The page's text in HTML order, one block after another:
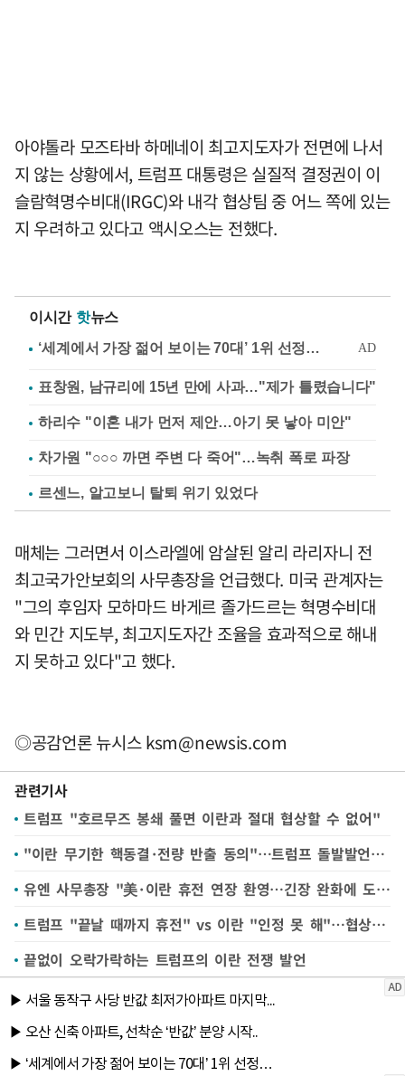
아야톨라 모즈타바 하메네이 최고지도자가 전면에 나서
지 않는 상황에서, 트럼프 대통령은 실질적 결정권이 이
슬람혁명수비대(IRGC)와 내각 협상팀 중 어느 쪽에 있는
지 우려하고 있다고 액시오스는 전했다.
이시간 핫뉴스
표창원, 남규리에 15년 만에 사과…"제가 틀렸습니다"
하리수 "이혼 내가 먼저 제안…아기 못 낳아 미안"
차가원 "○○○ 까면 주변 다 죽어"…녹취 폭로 파장
르센느, 알고보니 탈퇴 위기 있었다
매체는 그러면서 이스라엘에 암살된 알리 라리자니 전
최고국가안보회의 사무총장을 언급했다. 미국 관계자는
"그의 후임자 모하마드 바게르 졸가드르는 혁명수비대
와 민간 지도부, 최고지도자간 조율을 효과적으로 해내
지 못하고 있다"고 했다.
◎공감언론 뉴시스ksm@newsis.com
관련기사
트럼프 "호르무즈 봉쇄 풀면 이란과 절대 협상할 수 없어"
"이란 무기한 핵동결·전량 반출 동의"…트럼프 돌발발언 역효과 났나
유엔 사무총장 "美·이란 휴전 연장 환영…긴장 완화에 도움"
트럼프 "끝날 때까지 휴전" vs 이란 "인정 못 해"…협상 다시 '안갯속'
끝없이 오락가락하는 트럼프의 이란 전쟁 발언